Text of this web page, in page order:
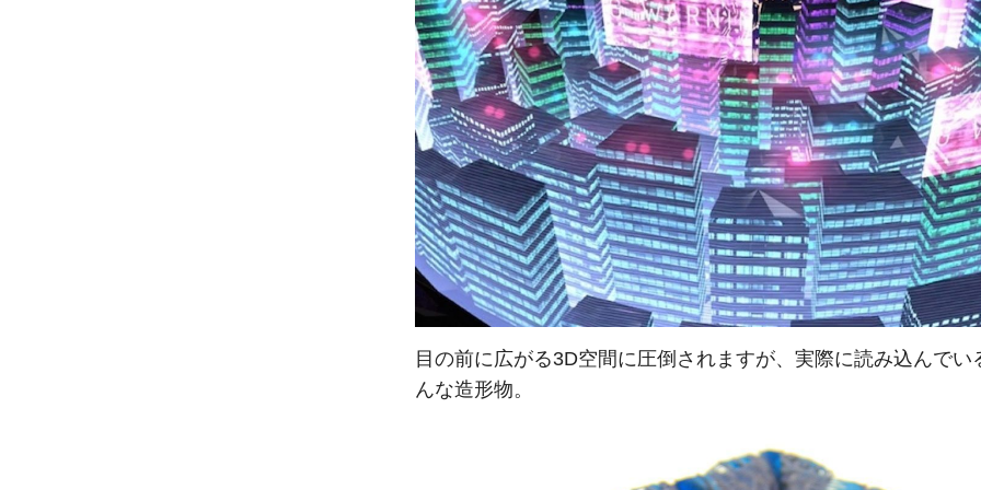
目の前に広がる3D空間に圧倒されますが、実際に読み込んでい
んな造形物。